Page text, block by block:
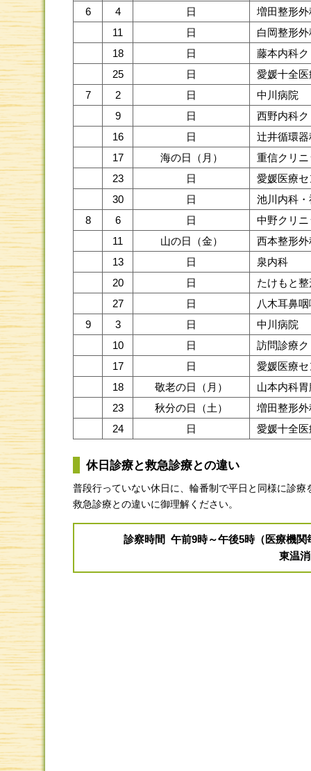
6
4 日
増田整形外
11
日
白岡整形外
18
日
藤本内科
25
日
愛媛十全
7
2 日
中川病院
9
日
西野内科
16
日
辻井循環
17
海の日（月）
重信クリ
23
日
愛媛医療
30
日
池川内科
8
6 日
中野クリ
11
山の日（金）
西本整形外
13
日
泉内科
20
日
たけもと
27
日
八木耳鼻
9
3 日
中川病院
10
日
訪問診療
17
日
愛媛医療
18
敬老の日（月）
山本内科
23
秋分の日（土）
増田整形外
24
日 愛媛十全
休日診療と救急診療との違い
普段行っていない休日に、輪番制で平日と同様に診
救急診療との違いに御理解ください。
診察時間 午前9時～午後5時（医療機
東温